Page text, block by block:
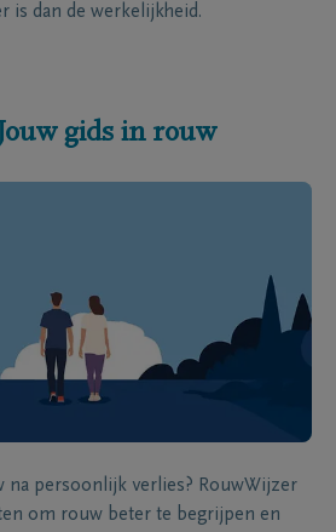
is dan de werkelijkheid.
gids in rouw
na persoonlijk verlies? RouwWijzer
om rouw beter te begrijpen en